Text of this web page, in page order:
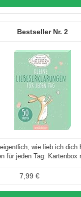
2
wie lieb ich dich
für jeden Tag: Kartenbox
7,99 €